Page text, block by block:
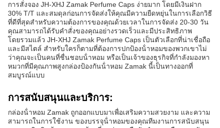
การสั่งจอง JH-XHJ Zamak Perfume Caps ง่ายมาก โดยมีเงินฝาก
30% T/T และสมดุลก่อนการจัดส่งให้คุณมีความยืดหยุ่นในการเลือกวิธี
ที่ดีที่สุดสําหรับความต้องการของคุณด้วยเวลาในการจัดส่ง 20-30 วัน
คุณสามารถได้รับคําสั่งของคุณอย่างรวดเร็วและมีประสิทธิภาพ
โดยรวมแล้ว JH-XHJ Zamak Perfume Caps เป็นตัวเลือกที่น่าเชื่อถือ
และมีสไตล์ สําหรับใครก็ตามที่ต้องการปกป้องน้ําหอมของพวกเขาไม่
ว่าคุณจะเป็นคนที่ชื่นชอบน้ําหอม หรือเป็นเจ้าของธุรกิจที่กําลังมองหา
หมวกที่มีคุณภาพสูงกล่องป้องกันน้ําหอม Zamak นี้เป็นทางออกที่
สมบูรณ์แบบ
การสนับสนุนและบริการ:
กล่องน้ําหอม Zamak ถูกออกแบบมาเพื่อเสริมความสวยงาม และความ
สามารถในการใช้งาน ของบรรจุน้ําหอมของคุณทีมงานการสนับสนุน